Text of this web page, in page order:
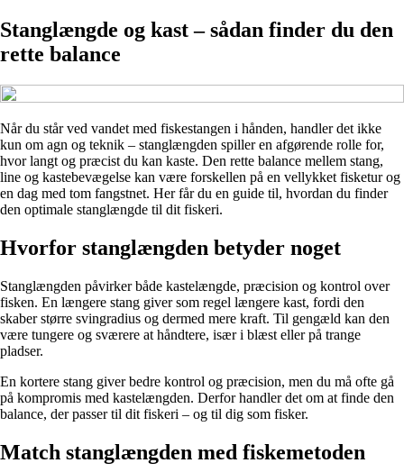
Stanglængde og kast – sådan finder du den
rette balance
Når du står ved vandet med fiskestangen i hånden, handler det ikke
kun om agn og teknik – stanglængden spiller en afgørende rolle for,
hvor langt og præcist du kan kaste. Den rette balance mellem stang,
line og kastebevægelse kan være forskellen på en vellykket fisketur og
en dag med tom fangstnet. Her får du en guide til, hvordan du finder
den optimale stanglængde til dit fiskeri.
Hvorfor stanglængden betyder noget
Stanglængden påvirker både kastelængde, præcision og kontrol over
fisken. En længere stang giver som regel længere kast, fordi den
skaber større svingradius og dermed mere kraft. Til gengæld kan den
være tungere og sværere at håndtere, især i blæst eller på trange
pladser.
En kortere stang giver bedre kontrol og præcision, men du må ofte gå
på kompromis med kastelængden. Derfor handler det om at finde den
balance, der passer til dit fiskeri – og til dig som fisker.
Match stanglængden med fiskemetoden